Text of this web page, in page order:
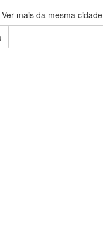
Ver mais da mesma cidade